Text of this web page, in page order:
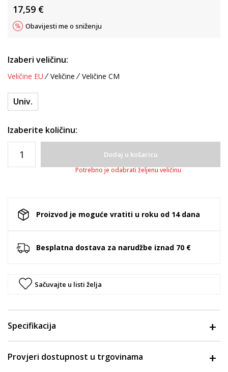
17,59 €
Obavijesti me o sniženju
Izaberi veličinu:
Veličine EU Veličine Veličine CM
Univ.
Izaberite količinu:
Dodaj u košaricu
Potrebno je odabrati željenu veličinu
Proizvod je moguće vratiti u roku od 14 dana
Besplatna dostava za narudžbe iznad 70 €
Sačuvajte u listi želja
Specifikacija
Provjeri dostupnost u trgovinama